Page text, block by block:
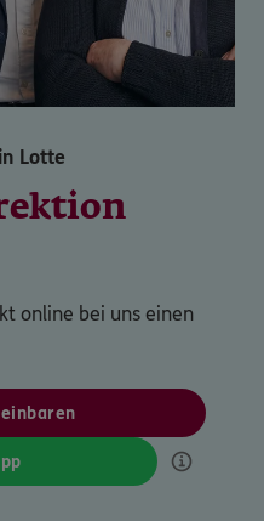
Lotte
online bei uns einen